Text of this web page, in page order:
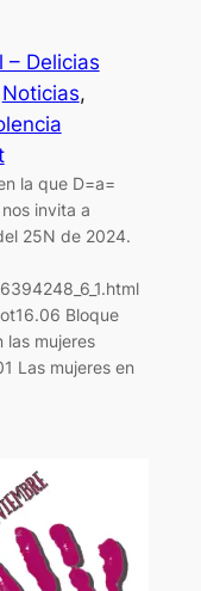
– Delicias
Noticias
la que D=a=
invita a
25N de 2024.
Bloque
las mujeres
Las mujeres en